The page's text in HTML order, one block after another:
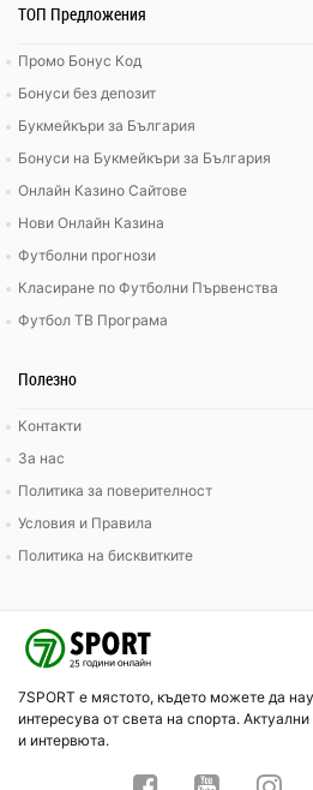
ТОП Предложения
Промо Бонус Код
Бонуси без депозит
Букмейкъри за България
Бонуси на Букмейкъри за България
Онлайн Казино Сайтове
Нови Онлайн Казина
Футболни прогнози
Класиране по Футболни Първенства
Футбол ТВ Програма
Полезно
Контакти
За нас
Политика за поверителност
Условия и Правила
Политика на бисквитките
7SPORT е мястото, където можете да
интересува от света на спорта.
и интервюта.